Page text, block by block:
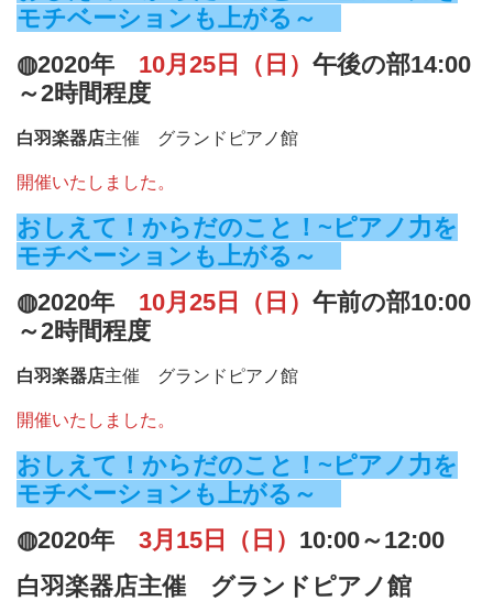
モチベーションも上がる～
◍2020年 10月25日（日） 午後の部14:00
～2時間程度
白羽楽器店主催 グランドピアノ館
開催いたしました。
おしえて！からだのこと！~ピアノ力を
モチベーションも上がる～
◍2020年 10月25日（日） 午前の部10:00
～2時間程度
白羽楽器店主催 グランドピアノ館
開催いたしました。
おしえて！からだのこと！~ピアノ力を
モチベーションも上がる～
◍2020年 3月15日（日） 10:00～12:00
白羽楽器店主催 グランドピアノ館